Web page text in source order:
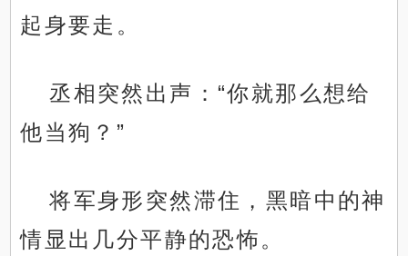
起身要走。
丞相突然出声：“你就那么想给
他当狗？”
将军身形突然滞住，黑暗中的神
情显出几分平静的恐怖。